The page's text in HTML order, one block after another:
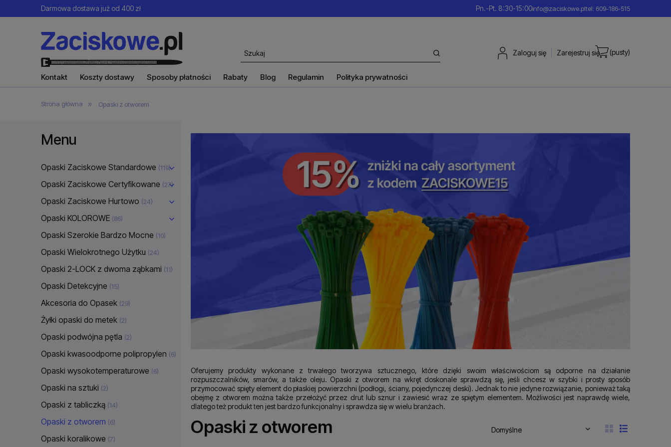
Darmowa dostawa już od 400 zł Pn.-Pt. 8:30-15:00info@zaciskowe.pltel: 609-186-515
Zarejestruj się
Zaloguj się (pusty)
Kontakt Koszty dostawy Sposoby płatności Rabaty Blog Regulamin Polityka prywatności
Strona główna » Opaski z otworem
Menu
Opaski Zaciskowe Standardowe (119)
Opaski Zaciskowe Certyfikowane (27)
Opaski Zaciskowe Hurtowo (24)
Opaski KOLOROWE (86)
Opaski Szerokie Bardzo Mocne (10)
Opaski Wielokrotnego Użytku (24)
Opaski 2-LOCK z dwoma ząbkami (11)
Opaski Detekcyjne (15)
Akcesoria do Opasek (29)
Żyłki opaski do metek (2)
Opaski podwójna pętla (2)
Opaski kwasoodporne polipropylen (6)
Opaski wysokotemperaturowe (6)
Opaski na sztuki (2)
Opaski z tabliczką (14)
Opaski z otworem (6)
Opaski koralikowe (7)
Oferujemy produkty wykonane z trwałego tworzywa sztucznego, które dzięki swoim właściwościom są odporne na działanie
rozpuszczalników, smarów, a także oleju. Opaski z otworem na wkręt doskonale sprawdzą się, jeśli chcesz w szybki i prosty sposób
przymocować spięty element do płaskiej powierzchni (podłogi, ściany, pojedynczej deski). Jednak to nie jedyne rozwiązanie, ponieważ taką
obejmę z otworem można także przełożyć przez drut lub sznur i zawiesić wraz ze spiętym elementem. Możliwości jest naprawdę wiele,
dlatego też produkt ten jest bardzo funkcjonalny i sprawdza się w wielu branżach.
Opaski z otworem